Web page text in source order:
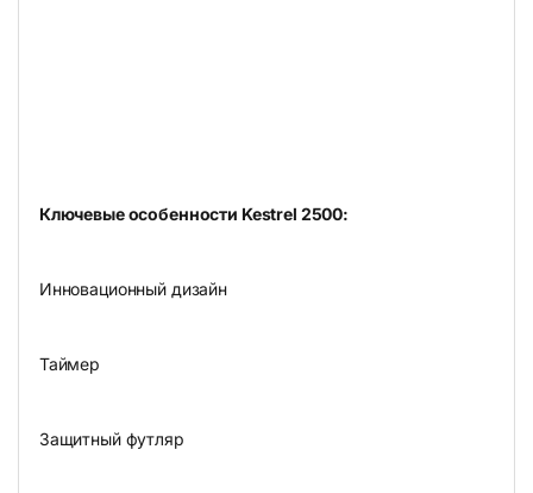
Ключевые особенности Kestrel 2500:
Инновационный дизайн
Таймер
Защитный футляр